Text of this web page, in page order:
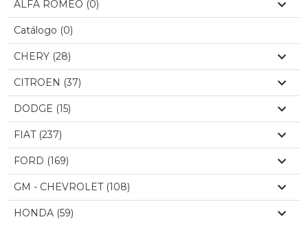
ALFA ROMEO (0)
Catálogo (0)
CHERY (28)
CITROEN (37)
DODGE (15)
FIAT (237)
FORD (169)
GM - CHEVROLET (108)
HONDA (59)